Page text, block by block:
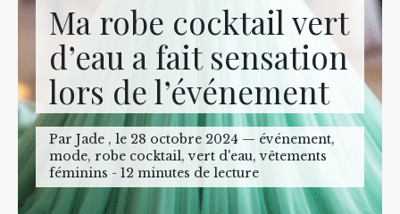
Ma robe cocktail vert
d’eau a fait sensation
lors de l’événement
Par Jade , le 28 octobre 2024 — événement,
mode, robe cocktail, vert d'eau, vêtements
féminins - 12 minutes de lecture